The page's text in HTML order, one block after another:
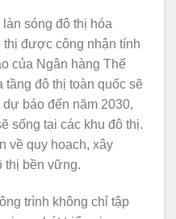
sóng đô thị hóa
được công nhận tính
của Ngân hàng Thế
đô thị toàn quốc sẽ
báo đến năm 2030,
sống tại các khu đô thị.
về quy hoạch, xây
thị bền vững.
trình không chỉ tập